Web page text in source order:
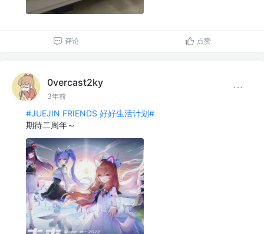
评论 点赞
0vercast2ky
3年前
#JUEJIN FRIENDS 好好生活计划#
期待二周年～